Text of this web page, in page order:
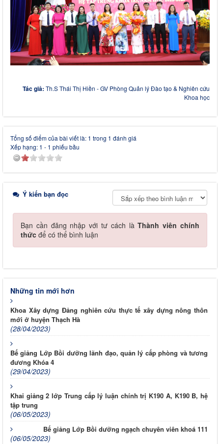
Tác giả: Th.S Thái Thị Hiền - GV Phòng Quản lý Đào tạo & Nghiên cứu
Khoa học
Tổng số điểm của bài viết là: 1 trong 1 đánh giá
Xếp hạng: 1 - 1 phiếu bầu
Ý kiến bạn đọc
Bạn cần đăng nhập với tư cách làThành viên chính
thức để có thể bình luận
Những tin mới hơn
Khoa Xây dựng Đảng nghiên cứu thực tế xây dựng nông thôn
mới ở huyện Thạch Hà
(28/04/2023)
Bế giảng Lớp Bồi dưỡng lãnh đạo, quản lý cấp phòng và tương
đương Khóa 4
(29/04/2023)
Khai giảng 2 lớp Trung cấp lý luận chính trị K190 A, K190 B, hệ
tập trung
(06/05/2023)
Bế giảng Lớp Bồi dưỡng ngạch chuyên viên khoá 111
(06/05/2023)